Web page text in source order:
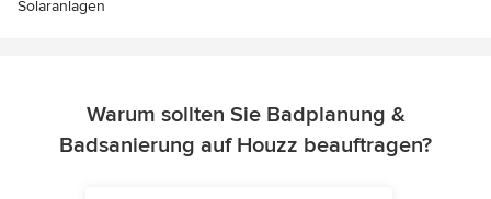
Solaranlagen
Warum sollten Sie Badplanung &
Badsanierung auf Houzz beauftragen?